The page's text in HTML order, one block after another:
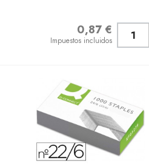
0,87 €
Impuestos incluidos